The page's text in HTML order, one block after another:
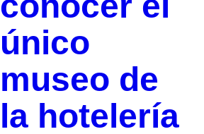
único
museo de
la hotelería